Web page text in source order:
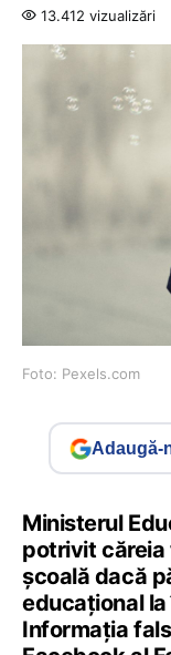
13.412 vizualizări
Foto: Pexels.com
Adaugă-
Ministerul
potrivit căreia
școală dacă
educațional
Informația